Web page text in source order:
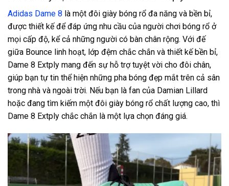
Adidas Dame 8 là một đôi giày bóng rổ đa năng và bền bỉ,
được thiết kế để đáp ứng nhu cầu của người chơi bóng rổ ở
mọi cấp độ, kể cả những người có bàn chân rộng. Với đế
giữa Bounce linh hoạt, lớp đệm chắc chắn và thiết kế bền bỉ,
Dame 8 Extply mang đến sự hỗ trợ tuyệt vời cho đôi chân,
giúp bạn tự tin thể hiện những pha bóng đẹp mắt trên cả sân
trong nhà và ngoài trời. Nếu bạn là fan của Damian Lillard
hoặc đang tìm kiếm một đôi giày bóng rổ chất lượng cao, thì
Dame 8 Extply chắc chắn là một lựa chọn đáng giá.